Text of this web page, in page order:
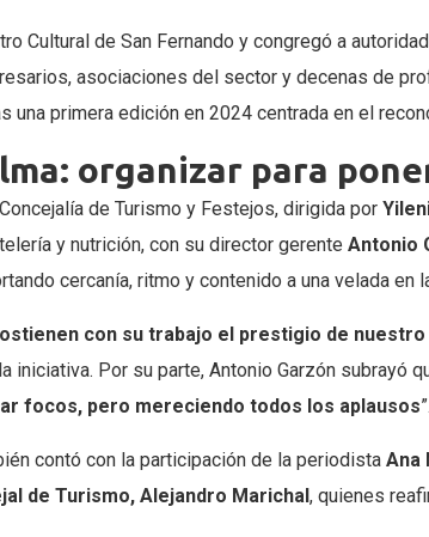
Cultural de San Fernando y congregó a
asociaciones del sector y decenas de
una primera edición en 2024 centrada en el
organizar para
de Turismo y Festejos, dirigida por
y nutrición, con su director gerenteAntonio
cercanía, ritmo y contenido a una velada
con su trabajo el prestigio de
iniciativa. Por su parte, Antonio Garzón subrayó
focos, pero mereciendo todos los aplausos”.
contó con la participación de la periodistaAna
de Turismo, Alejandro Marichal, quienes